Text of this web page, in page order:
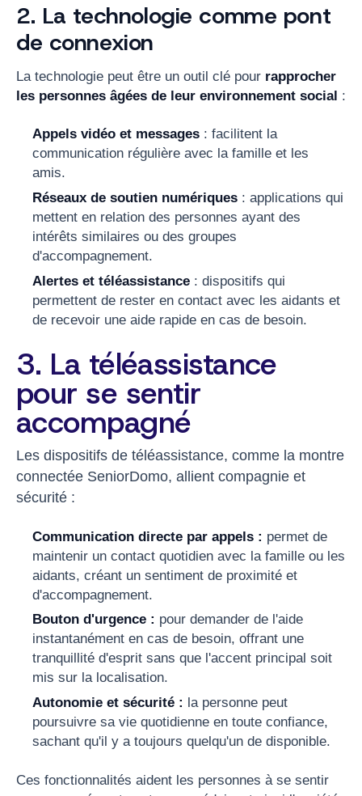
2. La technologie comme pont
de connexion
La technologie peut être un outil clé pour rapprocher
les personnes âgées de leur environnement social :
Appels vidéo et messages : facilitent la
communication régulière avec la famille et les
amis.
Réseaux de soutien numériques : applications qui
mettent en relation des personnes ayant des
intérêts similaires ou des groupes
d'accompagnement.
Alertes et téléassistance : dispositifs qui
permettent de rester en contact avec les aidants et
de recevoir une aide rapide en cas de besoin.
3. La téléassistance
pour se sentir
accompagné
Les dispositifs de téléassistance, comme la montre
connectée SeniorDomo, allient compagnie et
sécurité :
Communication directe par appels : permet de
maintenir un contact quotidien avec la famille ou les
aidants, créant un sentiment de proximité et
d'accompagnement.
Bouton d'urgence : pour demander de l'aide
instantanément en cas de besoin, offrant une
tranquillité d'esprit sans que l'accent principal soit
mis sur la localisation.
Autonomie et sécurité : la personne peut
poursuivre sa vie quotidienne en toute confiance,
sachant qu'il y a toujours quelqu'un de disponible.
Ces fonctionnalités aident les personnes à se sentir